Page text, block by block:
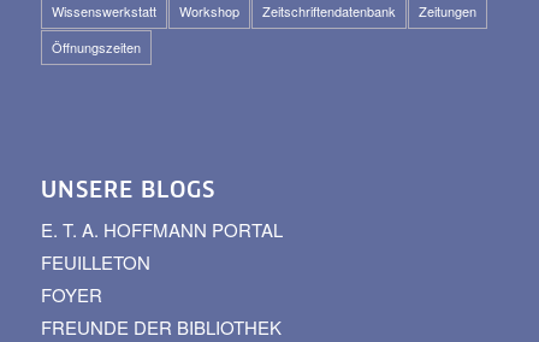
Wissenswerkstatt
Workshop Zeitschriftendatenbank
Zeitungen
Öffnungszeiten
UNSERE BLOGS
E. T. A. HOFFMANN PORTAL
FEUILLETON
FOYER
FREUNDE DER BIBLIOTHEK